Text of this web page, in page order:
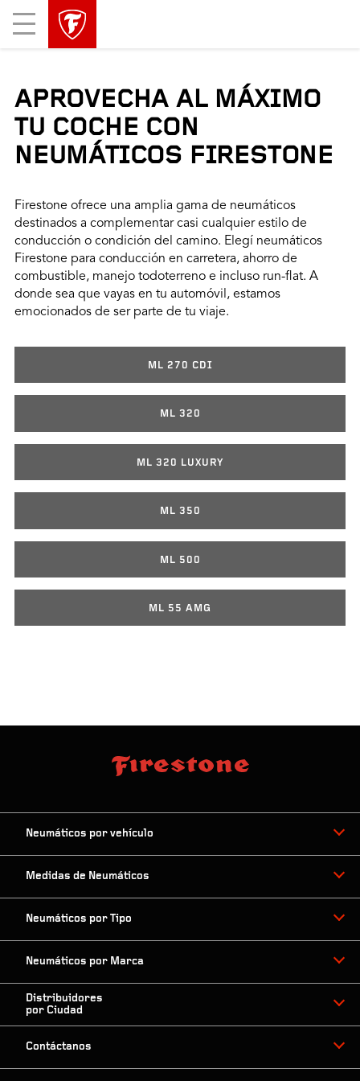
Mobile
Menu
APROVECHA AL MÁXIMO
TU COCHE CON
NEUMÁTICOS FIRESTONE
Firestone ofrece una amplia gama de neumáticos
destinados a complementar casi cualquier estilo de
conducción o condición del camino. Elegí neumáticos
Firestone para conducción en carretera, ahorro de
combustible, manejo todoterreno e incluso run-flat. A
donde sea que vayas en tu automóvil, estamos
emocionados de ser parte de tu viaje.
ML 270 CDI
ML 320
ML 320 LUXURY
ML 350
ML 500
ML 55 AMG
Neumáticos por vehículo
Medidas de Neumáticos
Neumáticos por Tipo
Neumáticos por Marca
Distribuidores
por Ciudad
Contáctanos